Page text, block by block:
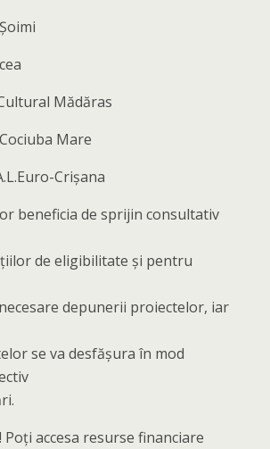
Mădăras
Mare
Crișana
beneficia de sprijin consultativ
de eligibilitate și pentru
depunerii proiectelor, iar
se va desfășura în mod
Poți accesa resurse financiare